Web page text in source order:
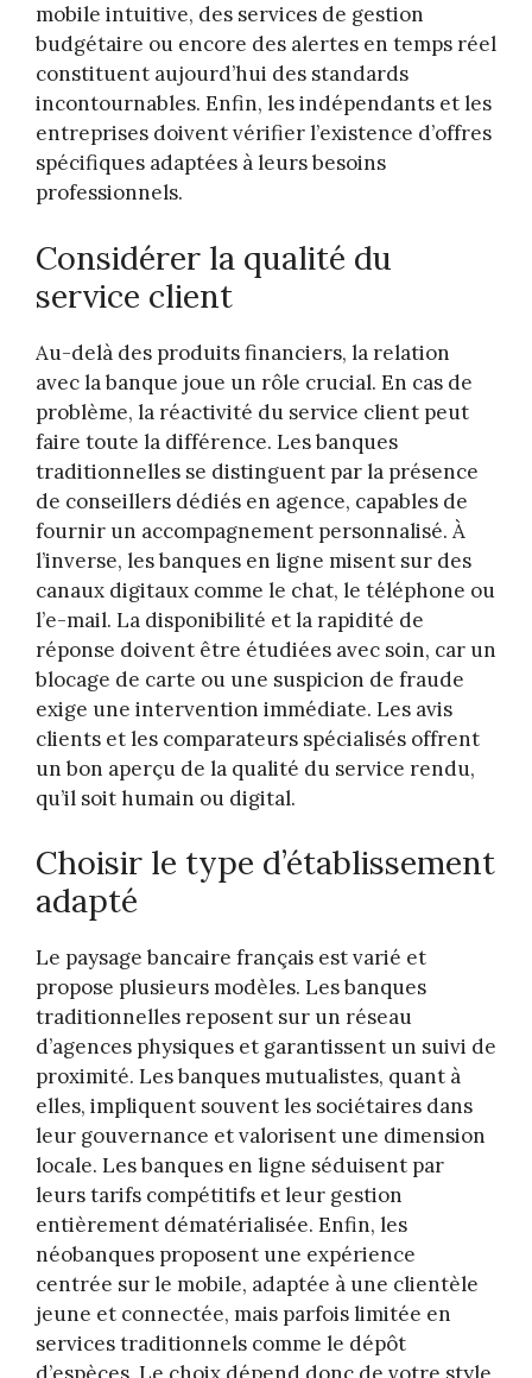
mobile intuitive, des services de gestion
budgétaire ou encore des alertes en temps réel
constituent aujourd’hui des standards
incontournables. Enfin, les indépendants et les
entreprises doivent vérifier l’existence d’offres
spécifiques adaptées à leurs besoins
professionnels.
Considérer la qualité du
service client
Au-delà des produits financiers, la relation
avec la banque joue un rôle crucial. En cas de
problème, la réactivité du service client peut
faire toute la différence. Les banques
traditionnelles se distinguent par la présence
de conseillers dédiés en agence, capables de
fournir un accompagnement personnalisé. À
l’inverse, les banques en ligne misent sur des
canaux digitaux comme le chat, le téléphone ou
l’e-mail. La disponibilité et la rapidité de
réponse doivent être étudiées avec soin, car un
blocage de carte ou une suspicion de fraude
exige une intervention immédiate. Les avis
clients et les comparateurs spécialisés offrent
un bon aperçu de la qualité du service rendu,
qu’il soit humain ou digital.
Choisir le type d’établissement
adapté
Le paysage bancaire français est varié et
propose plusieurs modèles. Les banques
traditionnelles reposent sur un réseau
d’agences physiques et garantissent un suivi de
proximité. Les banques mutualistes, quant à
elles, impliquent souvent les sociétaires dans
leur gouvernance et valorisent une dimension
locale. Les banques en ligne séduisent par
leurs tarifs compétitifs et leur gestion
entièrement dématérialisée. Enfin, les
néobanques proposent une expérience
centrée sur le mobile, adaptée à une clientèle
jeune et connectée, mais parfois limitée en
services traditionnels comme le dépôt